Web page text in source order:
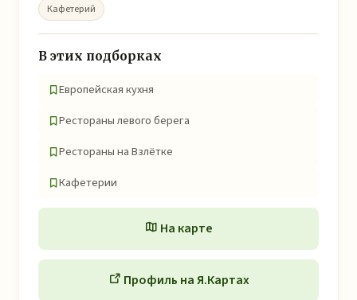
Кафетерий
В этих подборках
Европейская кухня
Рестораны левого берега
Рестораны на Взлётке
Кафетерии
На карте
Профиль на Я.Картах